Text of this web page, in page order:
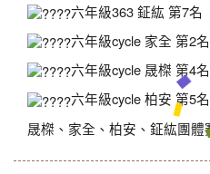
六年級363 鉦紘 第7名
六年級cycle 家全 第2名
六年級cycle 晟榤 第4名
六年級cycle 柏安 第5名
晟榤、家全、柏安、鉦紘團體